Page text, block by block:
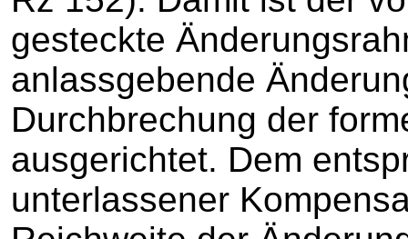
gesteckte
anlassgebende
Durchbrechung der
ausgerichtet. Dem
unterlassener